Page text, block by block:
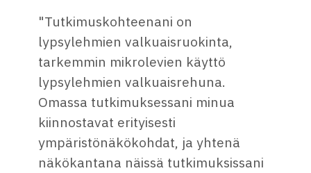
"Tutkimuskohteenani on
lypsylehmien valkuaisruokinta,
tarkemmin mikrolevien käyttö
lypsylehmien valkuaisrehuna.
Omassa tutkimuksessani minua
kiinnostavat erityisesti
ympäristönäkökohdat, ja yhtenä
näkökantana näissä tutkimuksissani